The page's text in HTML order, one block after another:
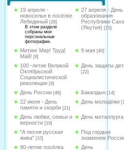
19 апреля -
новоселье в посёлке
Лебединый [28]
В этом разделе
собраны мои
персональные
фотографии.
27 апреля - День
образования
Республики Саха
(Якутия) [15]
Митинг Мир! Труд!
Май! [8]
9 мая [40]
100 -летие Великой
Октябрьской
Социалистической
революции [9]
День защиты
[22]
День России [48] Бакалдын [14]
22 июня - День
памяти и скорби [21]
День молодёжи
День любви, семьи и
верности [19]
День металлурга
"А песня русская
жива" [10]
Под гордым
знаменем
90-летие посёлка
День